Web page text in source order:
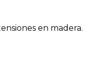
en madera.